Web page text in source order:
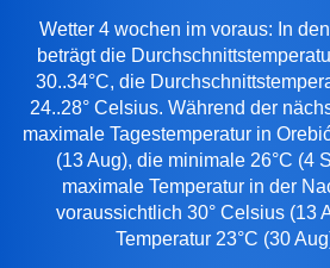
Wetter 4 wochen im voraus: In
beträgt die
30..34°C, die
24..28° Celsius. Während der
maximale Tagestemperatur in
(13 Aug), die minimale 26°C (4
maximale Temperatur in der
voraussichtlich 30° Celsius (13
Temperatur 23°C (30